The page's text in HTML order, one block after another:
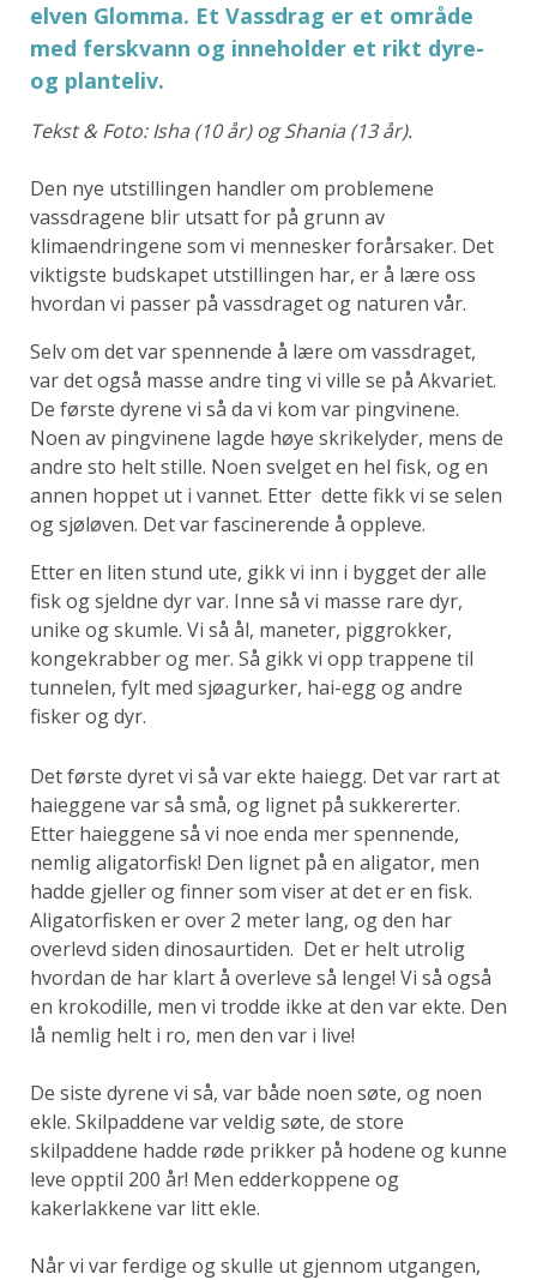
elven Glomma. Et Vassdrag er et område
med ferskvann og inneholder et rikt dyre-
og planteliv.
Tekst & Foto: Isha (10 år) og Shania (13 år).
Den nye utstillingen handler om problemene
vassdragene blir utsatt for på grunn av
klimaendringene som vi mennesker forårsaker. Det
viktigste budskapet utstillingen har, er å lære oss
hvordan vi passer på vassdraget og naturen vår.
Selv om det var spennende å lære om vassdraget,
var det også masse andre ting vi ville se på Akvariet.
De første dyrene vi så da vi kom var pingvinene.
Noen av pingvinene lagde høye skrikelyder, mens de
andre sto helt stille. Noen svelget en hel fisk, og en
annen hoppet ut i vannet. Etter dette fikk vi se selen
og sjøløven. Det var fascinerende å oppleve.
Etter en liten stund ute, gikk vi inn i bygget der alle
fisk og sjeldne dyr var. Inne så vi masse rare dyr,
unike og skumle. Vi så ål, maneter, piggrokker,
kongekrabber og mer. Så gikk vi opp trappene til
tunnelen, fylt med sjøagurker, hai-egg og andre
fisker og dyr.
Det første dyret vi så var ekte haiegg. Det var rart at
haieggene var så små, og lignet på sukkererter.
Etter haieggene så vi noe enda mer spennende,
nemlig aligatorfisk! Den lignet på en aligator, men
hadde gjeller og finner som viser at det er en fisk.
Aligatorfisken er over 2 meter lang, og den har
overlevd siden dinosaurtiden. Det er helt utrolig
hvordan de har klart å overleve så lenge! Vi så også
en krokodille, men vi trodde ikke at den var ekte. Den
lå nemlig helt i ro, men den var i live!
De siste dyrene vi så, var både noen søte, og noen
ekle. Skilpaddene var veldig søte, de store
skilpaddene hadde røde prikker på hodene og kunne
leve opptil 200 år! Men edderkoppene og
kakerlakkene var litt ekle.
Når vi var ferdige og skulle ut gjennom utgangen,